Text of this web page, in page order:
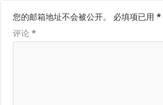
您的邮箱地址不会被公开。 必填项已用*
评论*